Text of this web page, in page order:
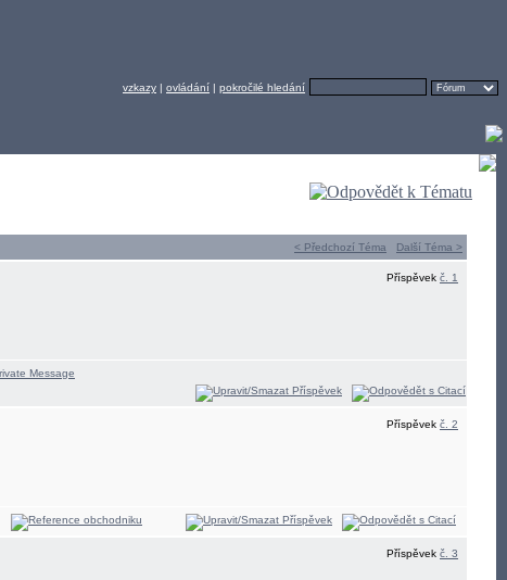
vzkazy | ovládání | pokročilé hledání
< Předchozí Téma Další Téma >
Příspěvek č. 1
Příspěvek č. 2
Příspěvek č. 3